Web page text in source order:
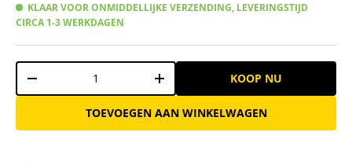
KLAAR VOOR ONMIDDELLIJKE VERZENDING, LEVERINGSTIJD
CIRCA 1-3 WERKDAGEN
Aantal
-
+ KOOP NU
TOEVOEGEN AAN WINKELWAGEN